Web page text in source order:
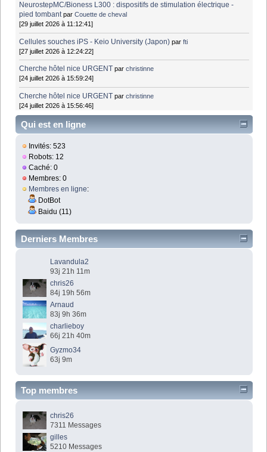
NeurostepMC/Bioness L300 : dispositifs de stimulation électrique -
pied tombant parCouette de cheval
[29 juillet 2026 à 11:12:41]
Cellules souches iPS - Keio University (Japon) parfti
[27 juillet 2026 à 12:24:22]
Cherche hôtel nice URGENT parchristinne
[24 juillet 2026 à 15:59:24]
Cherche hôtel nice URGENT parchristinne
[24 juillet 2026 à 15:56:46]
Qui est en ligne
Invités: 523
Robots: 12
Caché: 0
Membres: 0
Membres en ligne:
DotBot
Baidu (11)
Derniers Membres
Lavandula2
93j 21h 11m
chris26
84j 19h 56m
Arnaud
83j 9h 36m
charlieboy
66j 21h 40m
Gyzmo34
63j 9m
Top membres
chris26
7311 Messages
gilles
5210 Messages